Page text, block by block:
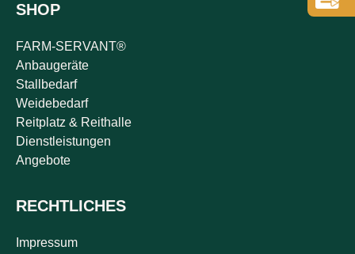
SHOP
FARM-SERVANT®
Anbaugeräte
Stallbedarf
Weidebedarf
Reitplatz & Reithalle
Dienstleistungen
Angebote
RECHTLICHES
Impressum